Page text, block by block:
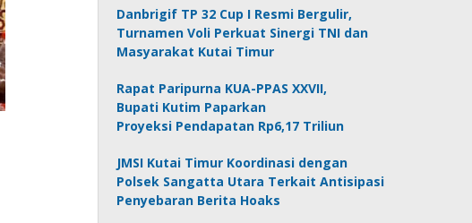
Danbrigif TP 32 Cup I Resmi Bergulir,
Turnamen Voli Perkuat Sinergi TNI dan
Masyarakat Kutai Timur
Rapat Paripurna KUA-PPAS XXVII,
Bupati Kutim Paparkan
Proyeksi Pendapatan Rp6,17 Triliun
JMSI Kutai Timur Koordinasi dengan
Polsek Sangatta Utara Terkait Antisipasi
Penyebaran Berita Hoaks